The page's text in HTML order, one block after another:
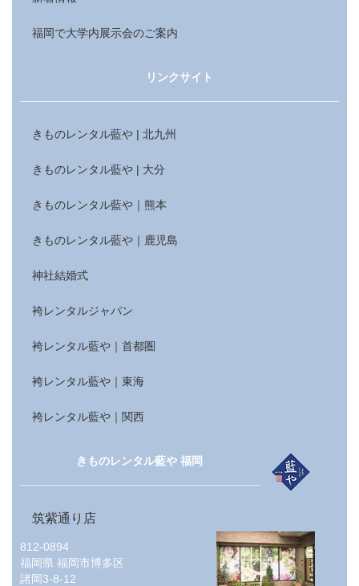
福岡で大学内展示会のご案内
リンクサイト
きものレンタル藍や | 北九州
きものレンタル藍や | 大分
きものレンタル藍や｜熊本
きものレンタル藍や｜鹿児島
神社結婚式
袴レンタルジャパン
袴レンタル藍や｜首都圏
袴レンタル藍や｜東海
袴レンタル藍や｜関西
きものレンタル藍や 福岡
筑紫通り店
812-0894
福岡県 福岡市博多区
諸岡3-8-12